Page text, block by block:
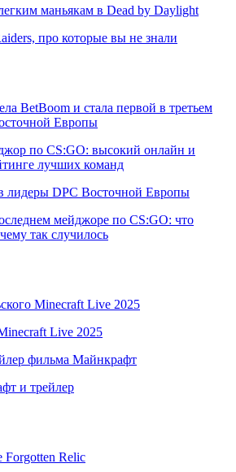
маньякам в Dead by Daylight
про которые вы не знали
BetBoom и стала первой в третьем
Европы
по CS:GO: высокий онлайн и
лучших команд
лидеры DPC Восточной Европы
мейджоре по CS:GO: что
так случилось
Minecraft Live 2025
Live 2025
фильма Майнкрафт
и трейлер
Forgotten Relic